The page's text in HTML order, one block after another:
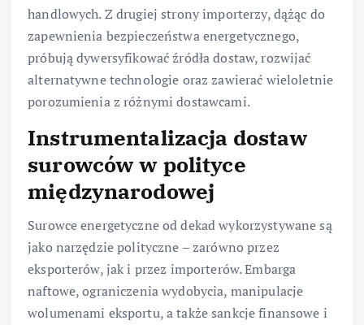
handlowych. Z drugiej strony importerzy, dążąc do
zapewnienia bezpieczeństwa energetycznego,
próbują dywersyfikować źródła dostaw, rozwijać
alternatywne technologie oraz zawierać wieloletnie
porozumienia z różnymi dostawcami.
Instrumentalizacja dostaw
surowców w polityce
międzynarodowej
Surowce energetyczne od dekad wykorzystywane są
jako narzędzie polityczne – zarówno przez
eksporterów, jak i przez importerów. Embarga
naftowe, ograniczenia wydobycia, manipulacje
wolumenami eksportu, a także sankcje finansowe i